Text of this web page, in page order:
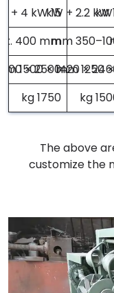
15 kW + 4 kW
400 mm
2460 × 1420 ×
2500 × 1400 × 2000 mm
1500
1750 kg
The above
customize the